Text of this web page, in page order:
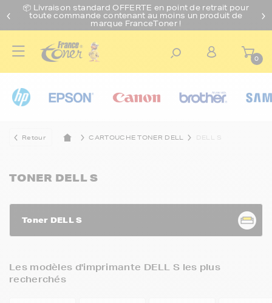
📦 Livraison standard OFFERTE en point de retrait pour
toute commande contenant au moins un produit de
marque FranceToner !
0
Retour CARTOUCHE TONER DELL DELL S
TONER DELL S
Toner DELL S
Les modèles d'imprimante DELL S les plus
recherchés